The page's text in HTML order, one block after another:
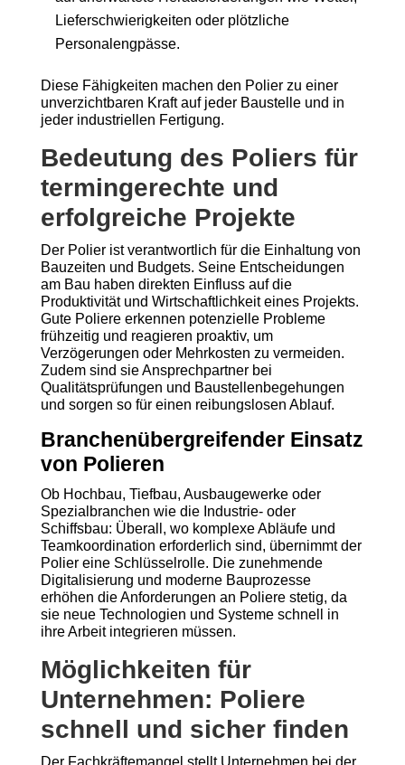
Lieferschwierigkeiten oder plötzliche
Personalengpässe.
Diese Fähigkeiten machen den Polier zu einer
unverzichtbaren Kraft auf jeder Baustelle und in
jeder industriellen Fertigung.
Bedeutung des Poliers für
termingerechte und
erfolgreiche Projekte
Der Polier ist verantwortlich für die Einhaltung von
Bauzeiten und Budgets. Seine Entscheidungen
am Bau haben direkten Einfluss auf die
Produktivität und Wirtschaftlichkeit eines Projekts.
Gute Poliere erkennen potenzielle Probleme
frühzeitig und reagieren proaktiv, um
Verzögerungen oder Mehrkosten zu vermeiden.
Zudem sind sie Ansprechpartner bei
Qualitätsprüfungen und Baustellenbegehungen
und sorgen so für einen reibungslosen Ablauf.
Branchenübergreifender Einsatz
von Polieren
Ob Hochbau, Tiefbau, Ausbaugewerke oder
Spezialbranchen wie die Industrie- oder
Schiffsbau: Überall, wo komplexe Abläufe und
Teamkoordination erforderlich sind, übernimmt der
Polier eine Schlüsselrolle. Die zunehmende
Digitalisierung und moderne Bauprozesse
erhöhen die Anforderungen an Poliere stetig, da
sie neue Technologien und Systeme schnell in
ihre Arbeit integrieren müssen.
Möglichkeiten für
Unternehmen: Poliere
schnell und sicher finden
Der Fachkräftemangel stellt Unternehmen bei der